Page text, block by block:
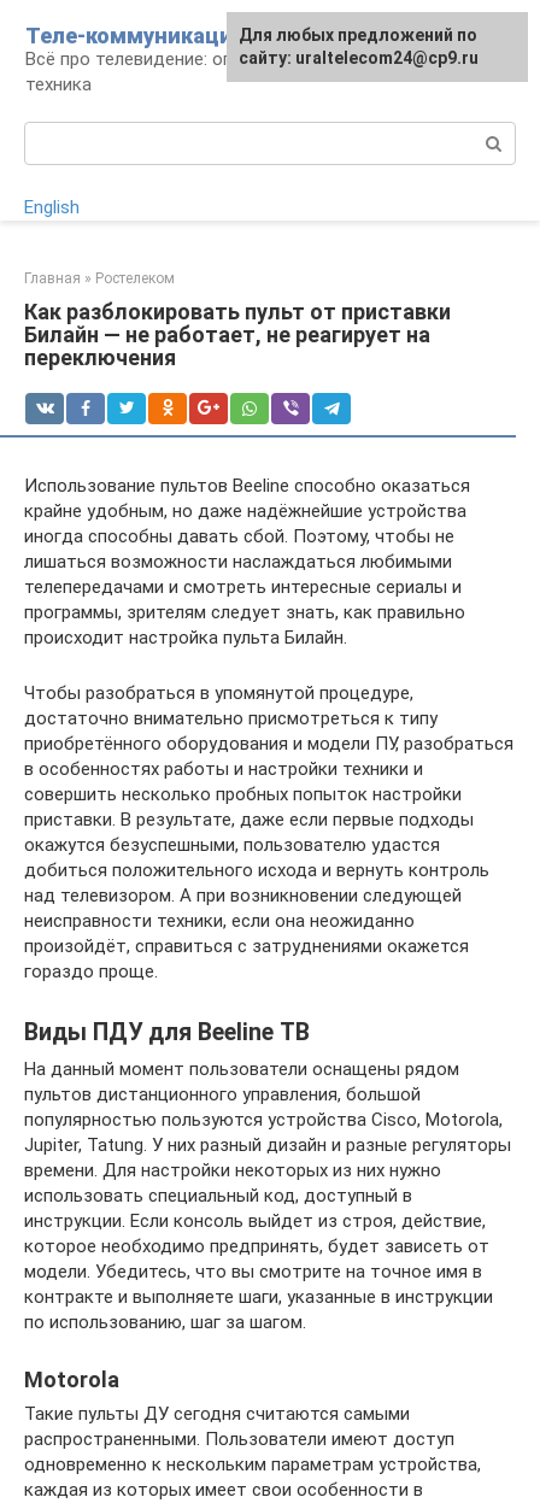
контенту
Теле-коммуникации
Всё про телевидение: операторы, технологии,
техника
English
Главная » Ростелеком
Как разблокировать пульт от приставки
Билайн — не работает, не реагирует на
переключения
Использование пультов Beeline способно оказаться
крайне удобным, но даже надёжнейшие устройства
иногда способны давать сбой. Поэтому, чтобы не
лишаться возможности наслаждаться любимыми
телепередачами и смотреть интересные сериалы и
программы, зрителям следует знать, как правильно
происходит настройка пульта Билайн.
Чтобы разобраться в упомянутой процедуре,
достаточно внимательно присмотреться к типу
приобретённого оборудования и модели ПУ, разобраться
в особенностях работы и настройки техники и
совершить несколько пробных попыток настройки
приставки. В результате, даже если первые подходы
окажутся безуспешными, пользователю удастся
добиться положительного исхода и вернуть контроль
над телевизором. А при возникновении следующей
неисправности техники, если она неожиданно
произойдёт, справиться с затруднениями окажется
гораздо проще.
Виды ПДУ для Beeline ТВ
На данный момент пользователи оснащены рядом
пультов дистанционного управления, большой
популярностью пользуются устройства Cisco, Motorola,
Jupiter, Tatung. У них разный дизайн и разные регуляторы
времени. Для настройки некоторых из них нужно
использовать специальный код, доступный в
инструкции. Если консоль выйдет из строя, действие,
которое необходимо предпринять, будет зависеть от
модели. Убедитесь, что вы смотрите на точное имя в
контракте и выполняете шаги, указанные в инструкции
по использованию, шаг за шагом.
Motorola
Такие пульты ДУ сегодня считаются самыми
распространенными. Пользователи имеют доступ
одновременно к нескольким параметрам устройства,
каждая из которых имеет свои особенности в
Для любых предложений по
сайту: uraltelecom24@cp9.ru